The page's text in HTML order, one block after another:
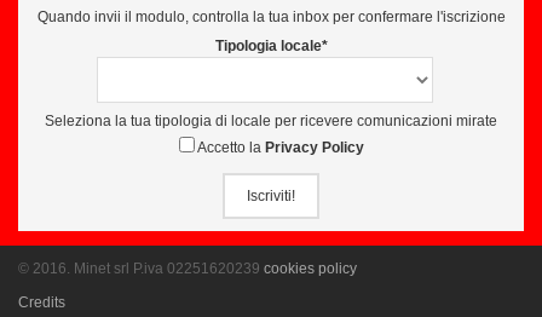
Quando invii il modulo, controlla la tua inbox per confermare l'iscrizione
Tipologia locale*
Seleziona la tua tipologia di locale per ricevere comunicazioni mirate
Accetto la Privacy Policy
Iscriviti!
© 2016. Minet srl P.iva 02251620239 cookies policy
Credits